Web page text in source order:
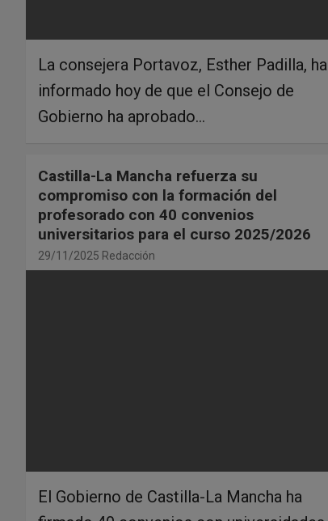
La consejera Portavoz, Esther Padilla, ha
informado hoy de que el Consejo de
Gobierno ha aprobado…
Castilla-La Mancha refuerza su
compromiso con la formación del
profesorado con 40 convenios
universitarios para el curso 2025/2026
29/11/2025 Redacción
El Gobierno de Castilla-La Mancha ha